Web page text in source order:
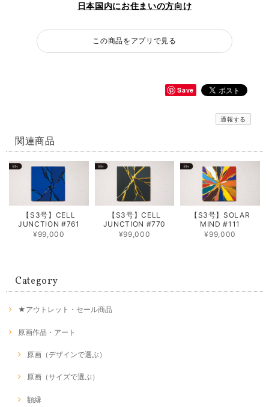
日本国内にお住まいの方向け
この商品をアプリで見る
Save
通報する
関連商品
【S3号】CELL
JUNCTION #761
¥99,000
【S3号】CELL
JUNCTION #770
¥99,000
【S3号】SOLAR
MIND #111
¥99,000
Category
★アウトレット・セール商品
原画作品・アート
原画（デザインで選ぶ）
原画（サイズで選ぶ）
額縁